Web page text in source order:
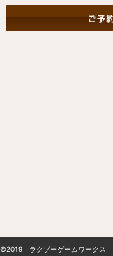
©2019 ラクゾーゲームワークス